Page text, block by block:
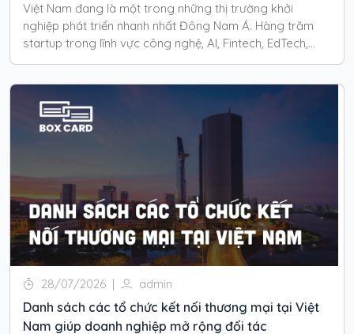
Việt Nam đang là một trong những thị trường khởi
nghiệp phát triển nhanh nhất Đông Nam Á. Hàng trăm
startup trong lĩnh vực công nghệ, AI, Fintech, EdTech,
28/07/2026 | admin
Danh sách các tổ chức kết nối thương mại tại Việt
Nam giúp doanh nghiệp mở rộng đối tác